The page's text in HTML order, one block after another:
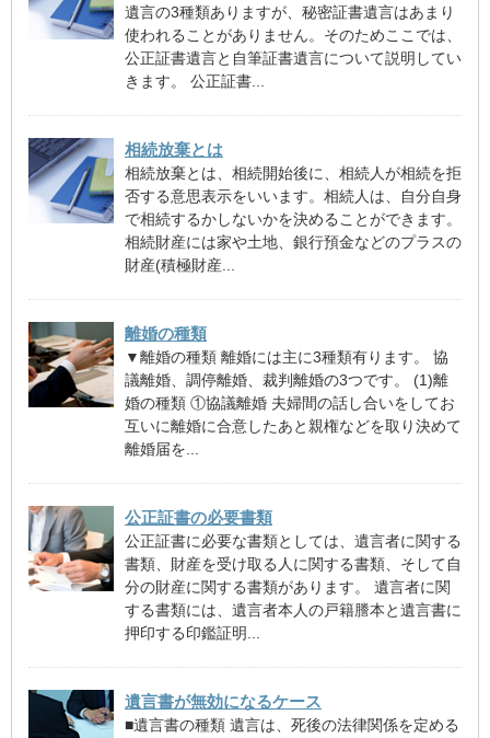
遺言の3種類ありますが、秘密証書遺言はあまり
使われることがありません。そのためここでは、
公正証書遺言と自筆証書遺言について説明してい
きます。 公正証書...
相続放棄とは
相続放棄とは、相続開始後に、相続人が相続を拒
否する意思表示をいいます。相続人は、自分自身
で相続するかしないかを決めることができます。
相続財産には家や土地、銀行預金などのプラスの
財産(積極財産...
離婚の種類
▼離婚の種類 離婚には主に3種類有ります。 協
議離婚、調停離婚、裁判離婚の3つです。 (1)離
婚の種類 ①協議離婚 夫婦間の話し合いをしてお
互いに離婚に合意したあと親権などを取り決めて
離婚届を...
公正証書の必要書類
公正証書に必要な書類としては、遺言者に関する
書類、財産を受け取る人に関する書類、そして自
分の財産に関する書類があります。 遺言者に関
する書類には、遺言者本人の戸籍謄本と遺言書に
押印する印鑑証明...
遺言書が無効になるケース
■遺言書の種類 遺言は、死後の法律関係を定める